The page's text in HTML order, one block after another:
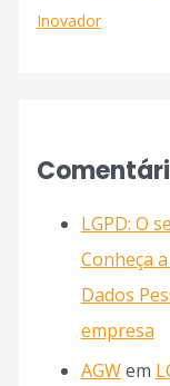
Inovador
LGPD: O
Conheça
Dados
empresa
AGWem